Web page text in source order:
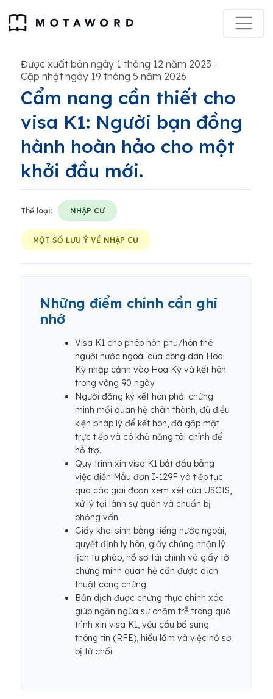
Được xuất bản ngày 1 tháng 12 năm 2023 -
Cập nhật ngày 19 tháng 5 năm 2026
Cẩm nang cần thiết cho
visa K1: Người bạn đồng
hành hoàn hảo cho một
khởi đầu mới.
Thể loại: NHẬP CƯ
MỘT SỐ LƯU Ý VỀ NHẬP CƯ
Những điểm chính cần ghi
nhớ
Visa K1 cho phép hôn phu/hôn thê
người nước ngoài của công dân Hoa
Kỳ nhập cảnh vào Hoa Kỳ và kết hôn
trong vòng 90 ngày.
Người đăng ký kết hôn phải chứng
minh mối quan hệ chân thành, đủ điều
kiện pháp lý để kết hôn, đã gặp mặt
trực tiếp và có khả năng tài chính để
hỗ trợ.
Quy trình xin visa K1 bắt đầu bằng
việc điền Mẫu đơn I-129F và tiếp tục
qua các giai đoạn xem xét của USCIS,
xử lý tại lãnh sự quán và chuẩn bị
phỏng vấn.
Giấy khai sinh bằng tiếng nước ngoài,
quyết định ly hôn, giấy chứng nhận lý
lịch tư pháp, hồ sơ tài chính và giấy tờ
chứng minh quan hệ cần được dịch
thuật công chứng.
Bản dịch được chứng thực chính xác
giúp ngăn ngừa sự chậm trễ trong quá
trình xin visa K1, yêu cầu bổ sung
thông tin (RFE), hiểu lầm và việc hồ sơ
bị từ chối.